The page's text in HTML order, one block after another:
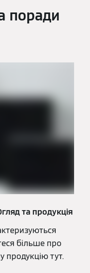
поради
та продукція
більше про
продукцію тут.